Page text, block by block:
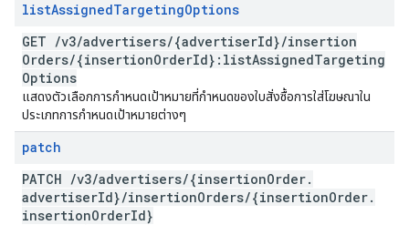
listAssignedTargetingOptions
GET /v3/advertisers/{advertiserId}/insertion
Orders/{insertionOrderId}:listAssignedTargeting
Options
แสดงตัวเลือกการกำหนดเป้าหมายที่กำหนดของใบสั่งซื้อการใส่โฆษณาใน
ประเภทการกำหนดเป้าหมายต่างๆ
patch
PATCH /v3/advertisers/{insertionOrder.
advertiserId}/insertionOrders/{insertionOrder.
insertionOrderId}